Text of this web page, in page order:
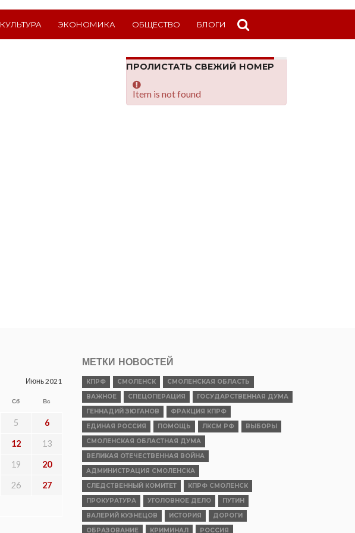
КУЛЬТУРА ЭКОНОМИКА ОБЩЕСТВО БЛОГИ
ПРОЛИСТАТЬ СВЕЖИЙ НОМЕР
Item is not found
Июнь 2021
Сб Вс
5 6
12 13
19 20
26 27
МЕТКИ НОВОСТЕЙ
КПРФ СМОЛЕНСК
СМОЛЕНСКАЯ ОБЛАСТЬ
ВАЖНОЕ
СПЕЦОПЕРАЦИЯ
ГОСУДАРСТВЕННАЯ ДУМА
ГЕННАДИЙ ЗЮГАНОВ
ФРАКЦИЯ КПРФ
ЕДИНАЯ РОССИЯ
ПОМОЩЬ ЛКСМ РФ
ВЫБОРЫ
СМОЛЕНСКАЯ ОБЛАСТНАЯ ДУМА
ВЕЛИКАЯ ОТЕЧЕСТВЕННАЯ ВОЙНА
АДМИНИСТРАЦИЯ СМОЛЕНСКА
СЛЕДСТВЕННЫЙ КОМИТЕТ
КПРФ СМОЛЕНСК
ПРОКУРАТУРА
УГОЛОВНОЕ ДЕЛО
ПУТИН
ВАЛЕРИЙ КУЗНЕЦОВ
ИСТОРИЯ
ДОРОГИ
ОБРАЗОВАНИЕ
КРИМИНАЛ РОССИЯ